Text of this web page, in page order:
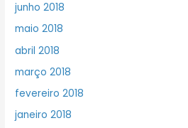
junho 2018
maio 2018
abril 2018
março 2018
fevereiro 2018
janeiro 2018